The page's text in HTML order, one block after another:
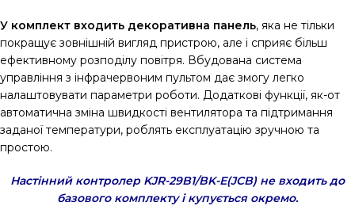
У комплект входить декоративна панель, яка не тільки
покращує зовнішній вигляд пристрою, але і сприяє більш
ефективному розподілу повітря. Вбудована система
управління з інфрачервоним пультом дає змогу легко
налаштовувати параметри роботи. Додаткові функції, як-от
автоматична зміна швидкості вентилятора та підтримання
заданої температури, роблять експлуатацію зручною та
простою.
Настінний контролер KJR-29B1/BK-E(JCB) не входить до
базового комплекту і купується окремо.